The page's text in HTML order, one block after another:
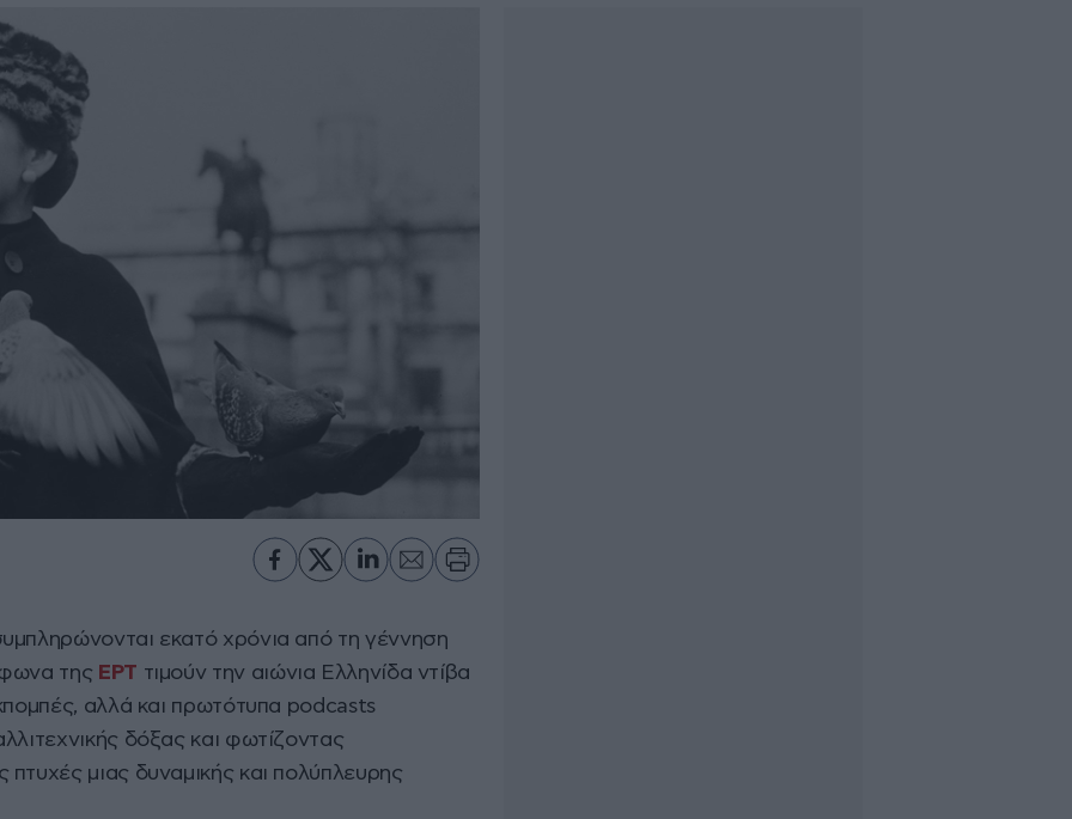
εκατό χρόνια από τη γέννηση
της ΕΡΤ τιμούν την αιώνια Ελληνίδα ντίβα
αλλά και πρωτότυπα podcasts
δόξας και φωτίζοντας
μιας δυναμικής και πολύπλευρης